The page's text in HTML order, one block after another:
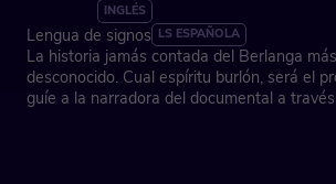
INGLÉS
Lengua de signos LS ESPAÑOLA
La historia jamás contada del Berlanga
desconocido. Cual espíritu burlón, será el
guíe a la narradora del documental a
estudio de Somosaguas y que hasta ahora